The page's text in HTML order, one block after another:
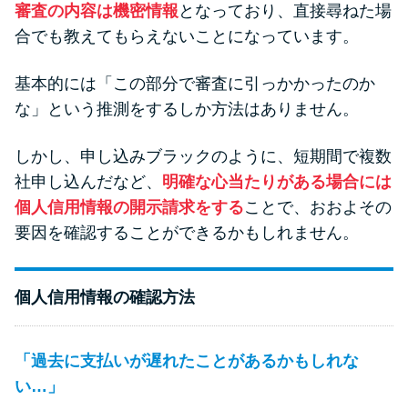
審査の内容は機密情報 となっており、直接尋ねた場
合でも教えてもらえないことになっています。
基本的には「この部分で審査に引っかかったのか
な」という推測をするしか方法はありません。
しかし、申し込みブラックのように、短期間で複数
社申し込んだなど、 明確な心当たりがある場合には
個人信用情報の開示請求をすることで、おおよその
要因を確認することができるかもしれません。
個人信用情報の確認方法
「過去に支払いが遅れたことがあるかもしれな
い…」